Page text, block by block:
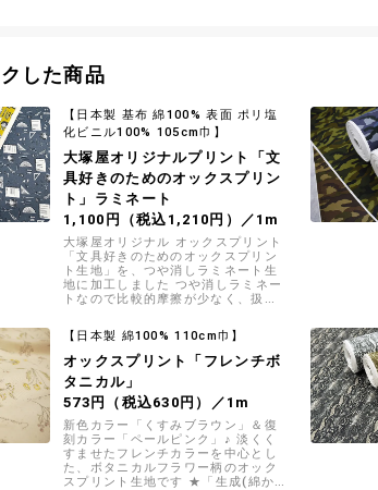
した商品
【日本製 基布 綿100% 表面 ポリ塩
化ビニル100% 105cm巾】
大塚屋オリジナルプリント「文
具好きのためのオックスプリン
ト」ラミネート
1,100円（税込1,210円）／1m
大塚屋オリジナル オックスプリント
「文具好きのためのオックスプリン
ト生地」を、つや消しラミネート生
地に加工しました つや消しラミネー
トなので比較的摩擦が少なく、扱い
【日本製 綿100% 110cm巾】
オックスプリント「フレンチボ
タニカル」
573円（税込630円）／1m
新色カラー「くすみブラウン」＆復
刻カラー「ペールピンク」♪ 淡くく
すませたフレンチカラーを中心とし
た、ボタニカルフラワー柄のオック
スプリント生地です ★「生成(綿か